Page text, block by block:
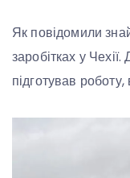
Як повідомили
заробітках у
підготував